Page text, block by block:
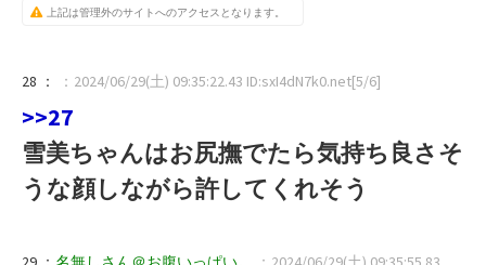
上記は管理外のサイトへのアクセスとなります。
28 ： ：2024/06/29(土) 09:35:22.43 ID:sxI4dN7k0.net[5/6]
>>27
雪美ちゃんはお尻撫でたら気持ち良さそ
うな顔しながら許してくれそう